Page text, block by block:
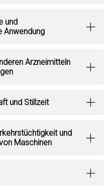
und
Anwendung
Arzneimitteln
und Stillzeit
und
Maschinen